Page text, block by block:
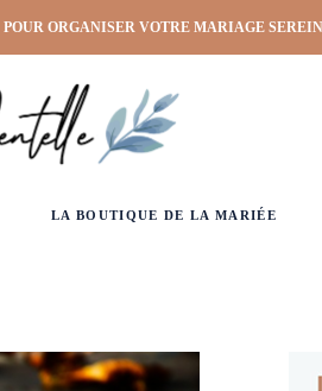
ORGANISER VOTRE MARIAGE
LA BOUTIQUE DE LA MARIÉE